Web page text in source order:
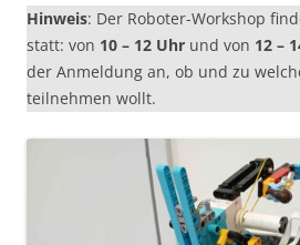
Hinweis: Der Roboter-Workshop
statt: von 10 – 12 Uhr und von 12 –
der Anmeldung an, ob und zu
teilnehmen wollt.